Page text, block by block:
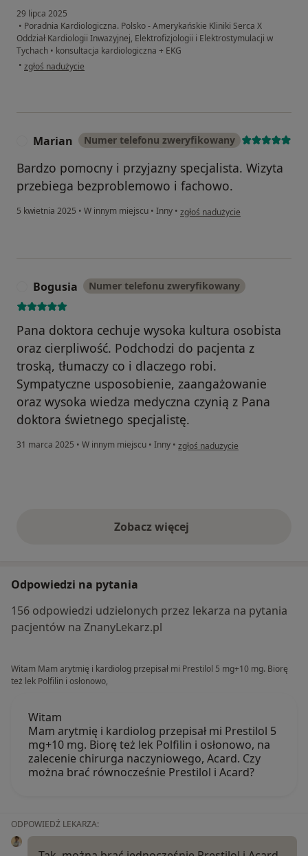
29 lipca 2025
• Poradnia Kardiologiczna. Polsko - Amerykańskie Kliniki Serca X
Oddział Kardiologii Inwazyjnej, Elektrofizjologii i Elektrostymulacji w
Tychach • konsultacja kardiologiczna + EKG
• w opinii użytkownika Danuta Kwiatkowska
zgłoś nadużycie
Marian Numer telefonu zweryfikowany
Bardzo pomocny i przyjazny specjalista. Wizyta
przebiega bezproblemowo i fachowo.
5 kwietnia 2025 • W innym miejscu • Inny • w opinii użytkownika Marian
zgłoś nadużycie
Bogusia Numer telefonu zweryfikowany
Pana doktora cechuje wysoka kultura osobista
oraz cierpliwość. Podchodzi do pacjenta z
troską, tłumaczy co i dlaczego robi.
Sympatyczne usposobienie, zaangażowanie
oraz wysoka wiedza medyczna czynią z Pana
doktora świetnego specjalistę.
31 marca 2025 • W innym miejscu • Inny • w opinii użytkownika Bogusia
zgłoś nadużycie
Zobacz więcejopinie powyżej
Odpowiedzi na pytania
156 odpowiedzi udzielonych przez lekarza na pytania
pacjentów na ZnanyLekarz.pl
Witam Mam arytmię i kardiolog przepisał mi Prestilol 5 mg+10 mg. Biorę
też lek Polfilin i osłonowo,
Witam
Mam arytmię i kardiolog przepisał mi Prestilol 5
mg+10 mg. Biorę też lek Polfilin i osłonowo, na
zalecenie chirurga naczyniowego, Acard. Czy
można brać równocześnie Prestilol i Acard?
ODPOWIEDŹ LEKARZA: